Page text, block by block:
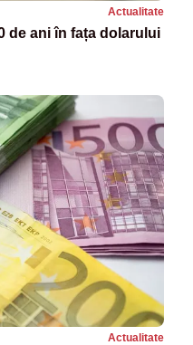
Actualitate
de ani în fața dolarului
Actualitate